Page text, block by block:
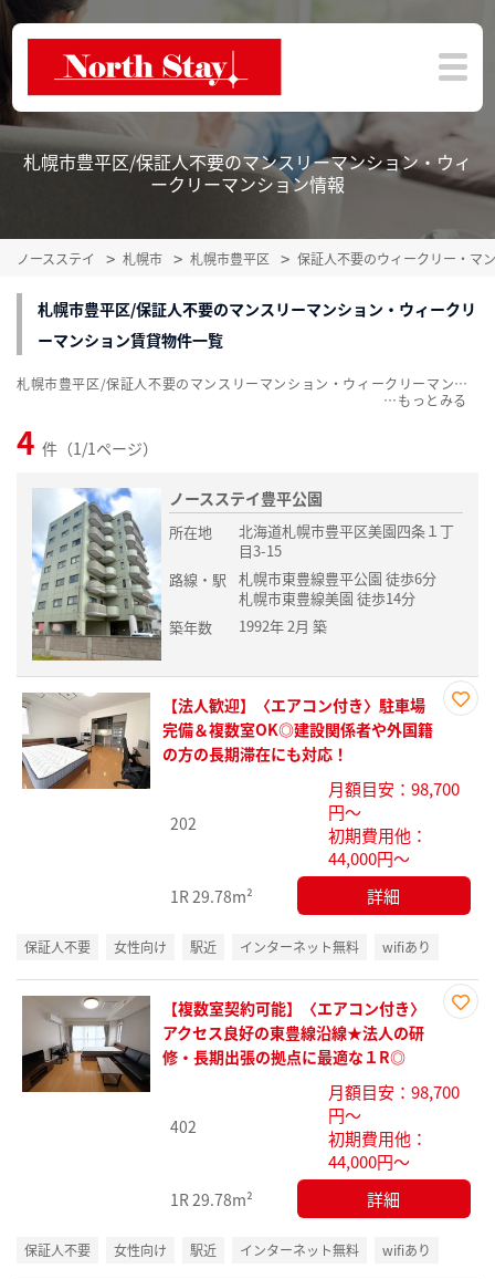
札幌市豊平区/保証人不要のマンスリーマンション・ウィ
ークリーマンション情報
ノースステイ 札幌市 札幌市豊平区 保証人不要のウィークリー・マ
札幌市豊平区/保証人不要のマンスリーマンション・ウィークリ
ーマンション賃貸物件一覧
4 件（1/1ページ）
ノースステイ豊平公園
所在地
北海道札幌市豊平区美園四条１丁
目3-15
路線・駅
札幌市東豊線豊平公園 徒歩6分
札幌市東豊線美園 徒歩14分
築年数
1992年 2月 築
録
【法人歓迎】〈エアコン付き〉駐車場
完備＆複数室OK◎建設関係者や外国籍
の方の長期滞在にも対応！
202
月額目安：98,700
円～
初期費用他：
44,000円～
1R 29.78m² 詳細
保証人不要 女性向け 駅近 インターネット無料 wifiあり
録
【複数室契約可能】〈エアコン付き〉
アクセス良好の東豊線沿線★法人の研
修・長期出張の拠点に最適な１R◎
402
月額目安：98,700
円～
初期費用他：
44,000円～
1R 29.78m² 詳細
保証人不要 女性向け 駅近 インターネット無料 wifiあり
札幌市豊平区/保証人不要のマンスリーマンション・ウィークリーマンション賃貸物件一覧を掲載中。敷金・礼金無料、家具・家電付をご紹介。こだわり条件での絞込みも簡単！
…